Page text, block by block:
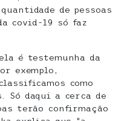
de pessoas
covid-19 só faz
é testemunha da
exemplo,
como
daqui a cerca de
terão confirmação